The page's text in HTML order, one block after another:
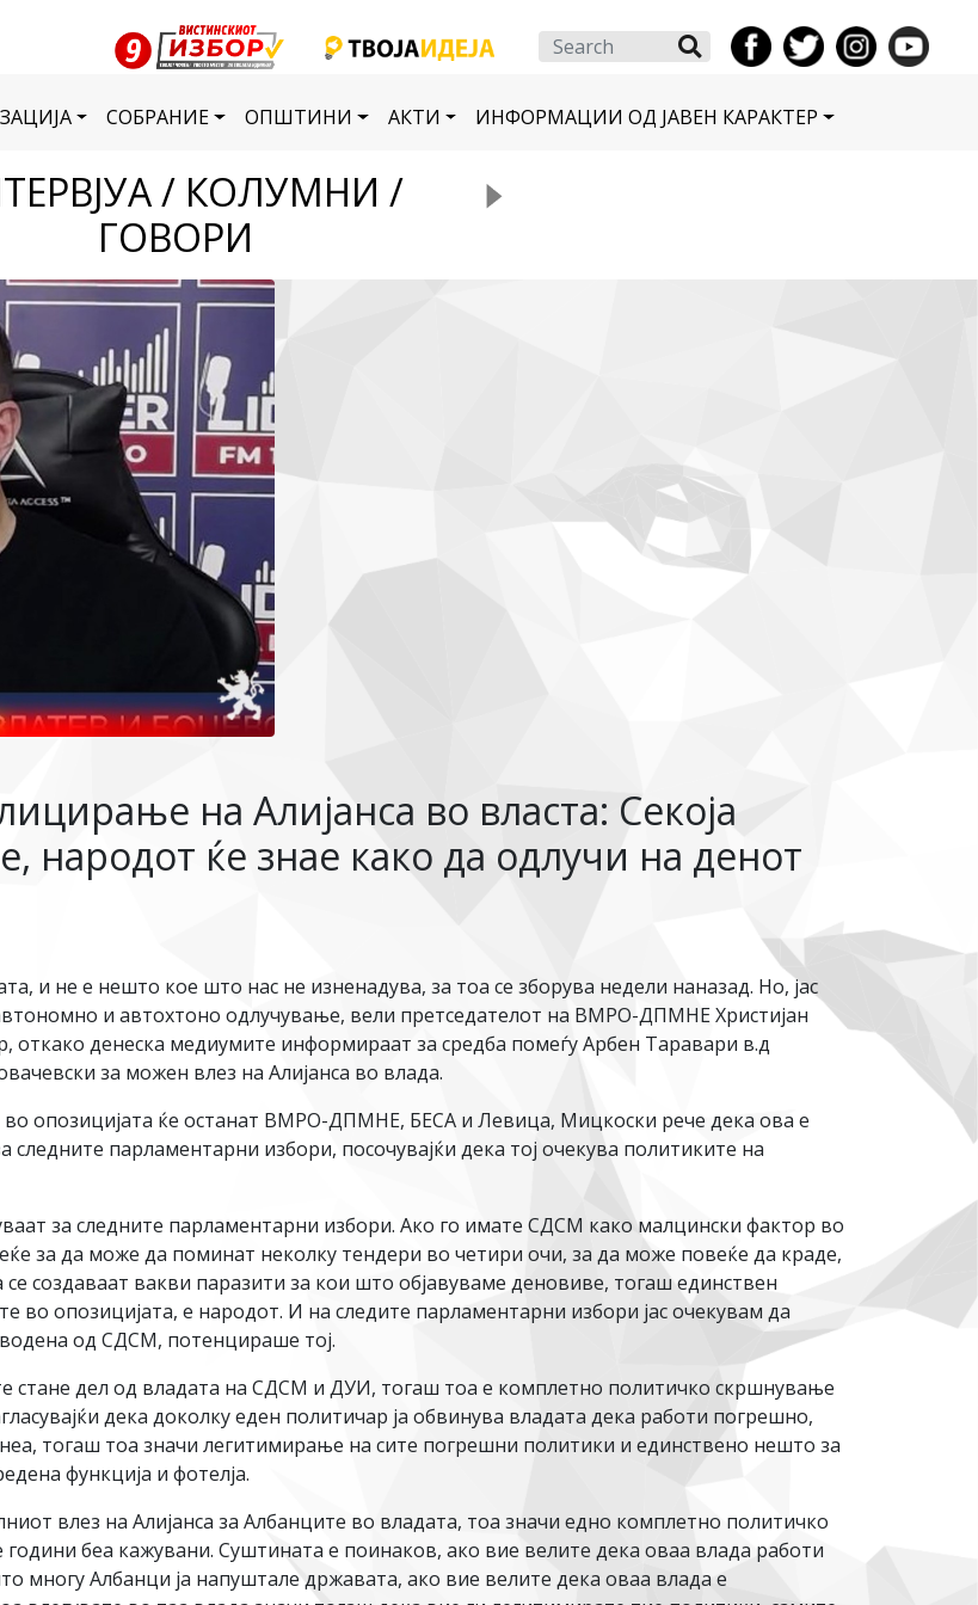
Search
СОБРАНИЕ ОПШТИНИ АКТИ ИНФОРМАЦИИ ОД ЈАВЕН КАРАКТЕР
/ КОЛУМНИ /
ГОВОРИ
на Алијанса во власта: Секоја
народот ќе знае како да одлучи на денот
и не е нешто кое што нас не изненадува, за тоа се зборува недели наназад. Но, јас
и автохтоно одлучување, вели претседателот на ВМРО-ДПМНЕ Христијан
денеска медиумите информираат за средба помеѓу Арбен Таравари в.д
за можен влез на Алијанса во влада.
опозицијата ќе останат ВМРО-ДПМНЕ, БЕСА и Левица, Мицкоски рече дека ова е
следните парламентарни избори, посочувајќи дека тој очекува политиките на
за следните парламентарни избори. Ако го имате СДСМ како малцински фактор во
за да може да поминат неколку тендери во четири очи, за да може повеќе да краде,
создаваат вакви паразити за кои што објавуваме деновиве, тогаш единствен
во опозицијата, е народот. И на следите парламентарни избори јас очекувам да
од СДСМ, потенцираше тој.
стане дел од владата на СДСМ и ДУИ, тогаш тоа е комплетно политичко скршнување
дека доколку еден политичар ја обвинува владата дека работи погрешно,
тогаш тоа значи легитимирање на сите погрешни политики и единствено нешто за
функција и фотелја.
влез на Алијанса за Албанците во владата, тоа значи едно комплетно политичко
беа кажувани. Суштината е поинаков, ако вие велите дека оваа влада работи
многу Албанци ја напуштале државата, ако вие велите дека оваа влада е